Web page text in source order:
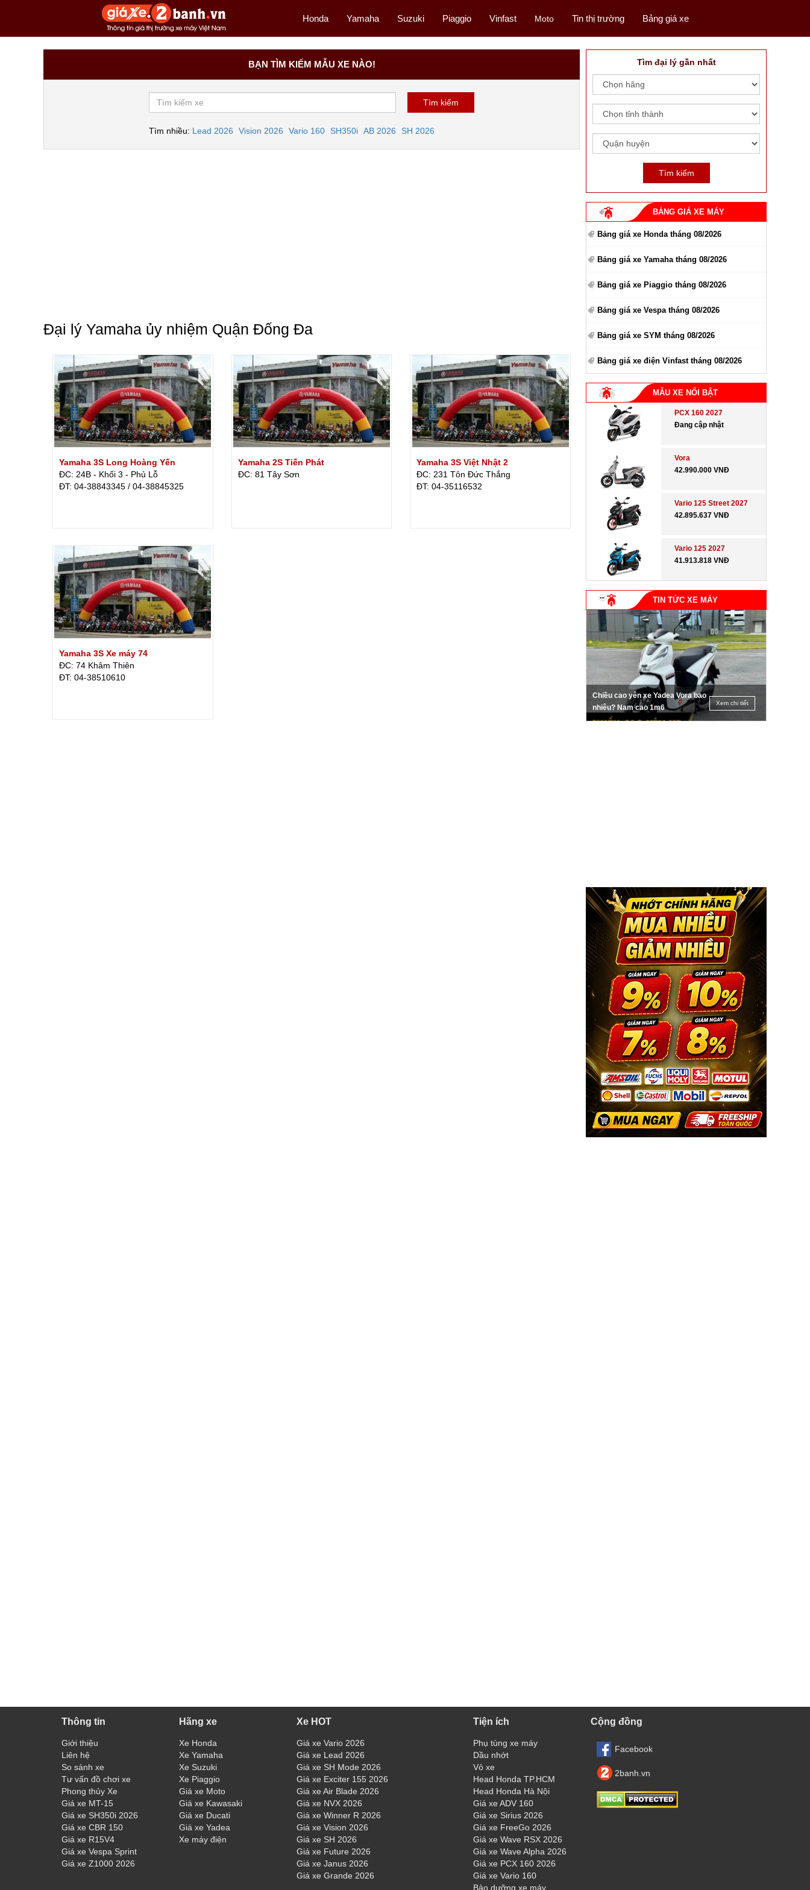
Honda Yamaha Suzuki Piaggio Vinfast Moto Tin thị trường Bảng giá xe
BẠN TÌM KIẾM MẪU XE NÀO!
Tìm nhiều: Lead 2026 Vision 2026 Vario 160 SH350i AB 2026 SH 2026
Đại lý Yamaha ủy nhiệm Quận Đống Đa
Yamaha 3S Long Hoàng Yến
ĐC: 24B - Khối 3 - Phủ Lỗ
ÐT: 04-38843345 / 04-38845325
Yamaha 2S Tiến Phát
ĐC: 81 Tây Sơn
Yamaha 3S Việt Nhật 2
ĐC: 231 Tôn Đức Thắng
ÐT: 04-35116532
Yamaha 3S Xe máy 74
ĐC: 74 Khâm Thiên
ÐT: 04-38510610
Tìm đại lý gần nhất
BẢNG GIÁ XE MÁY
Bảng giá xe Honda tháng 08/2026
Bảng giá xe Yamaha tháng 08/2026
Bảng giá xe Piaggio tháng 08/2026
Bảng giá xe Vespa tháng 08/2026
Bảng giá xe SYM tháng 08/2026
Bảng giá xe điện Vinfast tháng 08/2026
MẪU XE NỔI BẬT
PCX 160 2027
Đang cập nhật
Vora
42.990.000 VNĐ
Vario 125 Street 2027
42.895.637 VNĐ
Vario 125 2027
41.913.818 VNĐ
TIN TỨC XE MÁY
Chiều cao yên xe Yadea Vora bao
nhiêu? Nam cao 1m6
Xem chi tiết
Thông tin
Giới thiệu
Liên hệ
So sánh xe
Tư vấn đồ chơi xe
Phong thủy Xe
Giá xe MT-15
Giá xe SH350i 2026
Giá xe CBR 150
Giá xe R15V4
Giá xe Vespa Sprint
Giá xe Z1000 2026
Hãng xe
Xe Honda
Xe Yamaha
Xe Suzuki
Xe Piaggio
Giá xe Moto
Giá xe Kawasaki
Giá xe Ducati
Giá xe Yadea
Xe máy điện
Xe HOT
Giá xe Vario 2026
Giá xe Lead 2026
Giá xe SH Mode 2026
Giá xe Exciter 155 2026
Giá xe Air Blade 2026
Giá xe NVX 2026
Giá xe Winner R 2026
Giá xe Vision 2026
Giá xe SH 2026
Giá xe Future 2026
Giá xe Janus 2026
Giá xe Grande 2026
Tiện ích
Phụ tùng xe máy
Dầu nhớt
Vỏ xe
Head Honda TP.HCM
Head Honda Hà Nội
Giá xe ADV 160
Giá xe Sirius 2026
Giá xe FreeGo 2026
Giá xe Wave RSX 2026
Giá xe Wave Alpha 2026
Giá xe PCX 160 2026
Giá xe Vario 160
Bảo dưỡng xe máy
Cộng đồng
Facebook
2banh.vn